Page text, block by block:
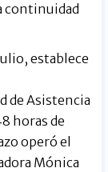
continuidad
establece
de Asistencia
horas de
operó el
Mónica